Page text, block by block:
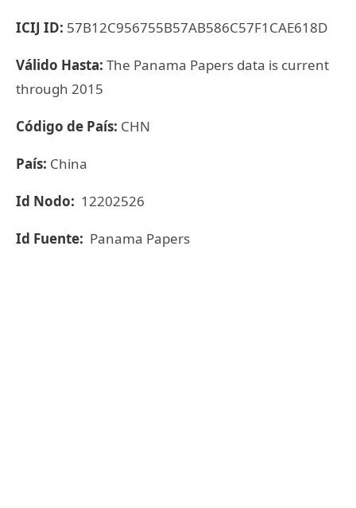
ICIJ ID: 57B12C956755B57AB586C57F1CAE618D
Válido Hasta: The Panama Papers data is current
through 2015
Código de País: CHN
País: China
Id Nodo: 12202526
Id Fuente: Panama Papers